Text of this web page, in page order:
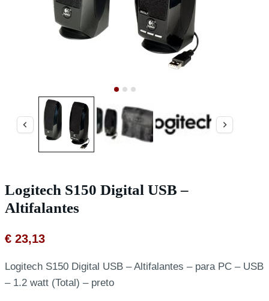
Logitech S150 Digital USB –
Altifalantes
€ 23,13
Logitech S150 Digital USB – Altifalantes – para PC – USB
– 1.2 watt (Total) – preto